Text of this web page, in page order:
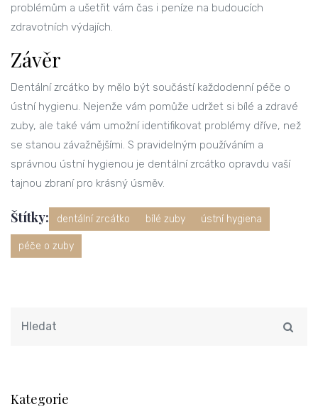
problémům a ušetřit vám čas i peníze na budoucích
zdravotních výdajích.
Závěr
Dentální zrcátko by mělo být součástí každodenní péče o
ústní hygienu. Nejenže vám pomůže udržet si bílé a zdravé
zuby, ale také vám umožní identifikovat problémy dříve, než
se stanou závažnějšími. S pravidelným používáním a
správnou ústní hygienou je dentální zrcátko opravdu vaší
tajnou zbraní pro krásný úsměv.
Štítky: dentální zrcátko bílé zuby ústní hygiena
péče o zuby
Kategorie